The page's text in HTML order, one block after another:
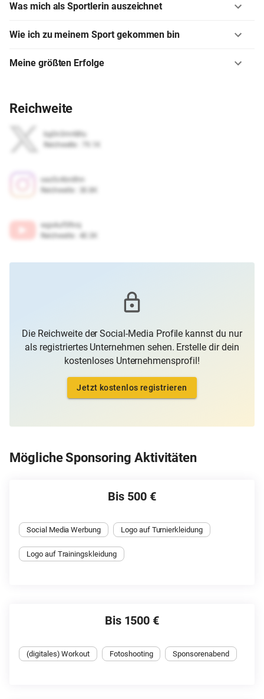
Was mich als Sportlerin auszeichnet
Wie ich zu meinem Sport gekommen bin
Meine größten Erfolge
Reichweite
bg0n3mr68lu
Reichweite
oas5c4bn8hn
Reichweite
30.8K
wgs4uf5fhrq
Reichweite
40.3K
Die Reichweite der Social-Media Profile kannst du nur
als registriertes Unternehmen sehen. Erstelle dir dein
kostenloses Unternehmensprofil!
Jetzt kostenlos registrieren
Mögliche Sponsoring Aktivitäten
Bis 500 €
Social Media Werbung Logo auf Turnierkleidung
Logo auf Trainingskleidung
Bis 1500 €
(digitales) Workout Fotoshooting Sponsorenabend